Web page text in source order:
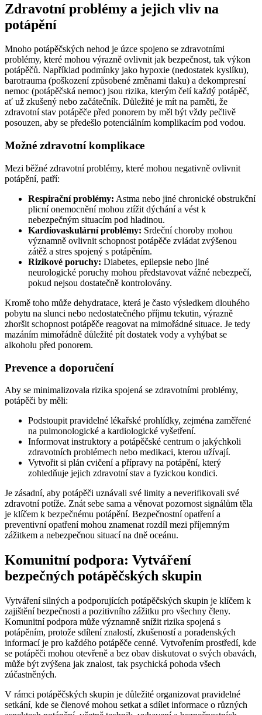
Zdravotní problémy a jejich vliv na
potápění
Mnoho potápěčských nehod je úzce spojeno se zdravotními
problémy, které mohou výrazně ovlivnit jak bezpečnost, tak výkon
potápěčů. Například podmínky jako hypoxie (nedostatek kyslíku),
barotrauma (poškození způsobené změnami tlaku) a dekompresní
nemoc (potápěčská nemoc) jsou rizika, kterým čelí každý potápěč,
ať už zkušený nebo začátečník. Důležité je mít na paměti, že
zdravotní stav potápěče před ponorem by měl být vždy pečlivě
posouzen, aby se předešlo potenciálním komplikacím pod vodou.
Možné zdravotní komplikace
Mezi běžné zdravotní problémy, které mohou negativně ovlivnit
potápění, patří:
Respirační problémy: Astma nebo jiné chronické obstrukční
plicní onemocnění mohou ztížit dýchání a vést k
nebezpečným situacím pod hladinou.
Kardiovaskulární problémy: Srdeční choroby mohou
významně ovlivnit schopnost potápěče zvládat zvýšenou
zátěž a stres spojený s potápěním.
Rizikové poruchy: Diabetes, epilepsie nebo jiné
neurologické poruchy mohou představovat vážné nebezpečí,
pokud nejsou dostatečně kontrolovány.
Kromě toho může dehydratace, která je často výsledkem dlouhého
pobytu na slunci nebo nedostatečného příjmu tekutin, výrazně
zhoršit schopnost potápěče reagovat na mimořádné situace. Je tedy
mazáním mimořádně důležité pít dostatek vody a vyhýbat se
alkoholu před ponorem.
Prevence a doporučení
Aby se minimalizovala rizika spojená se zdravotními problémy,
potápěči by měli:
Podstoupit pravidelné lékařské prohlídky, zejména zaměřené
na pulmonologické a kardiologické vyšetření.
Informovat instruktory a potápěčské centrum o jakýchkoli
zdravotních problémech nebo medikaci, kterou užívají.
Vytvořit si plán cvičení a přípravy na potápění, který
zohledňuje jejich zdravotní stav a fyzickou kondici.
Je zásadní, aby potápěči uznávali své limity a neverifikovali své
zdravotní potíže. Znát sebe sama a věnovat pozornost signálům těla
je klíčem k bezpečnému potápění. Bezpečnostní opatření a
preventivní opatření mohou znamenat rozdíl mezi příjemným
zážitkem a nebezpečnou situací na dně oceánu.
Komunitní podpora: Vytváření
bezpečných potápěčských skupin
Vytváření silných a podporujících potápěčských skupin je klíčem k
zajištění bezpečnosti a pozitivního zážitku pro všechny členy.
Komunitní podpora může významně snížit rizika spojená s
potápěním, protože sdílení znalostí, zkušeností a poradenských
informací je pro každého potápěče cenné. Vytvořením prostředí, kde
se potápěči mohou otevřeně a bez obav diskutovat o svých obavách,
může být zvýšena jak znalost, tak psychická pohoda všech
zúčastněných.
V rámci potápěčských skupin je důležité organizovat pravidelné
setkání, kde se členové mohou setkat a sdílet informace o různých